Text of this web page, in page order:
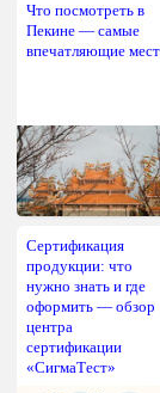
Что посмотреть в
Пекине — самые
впечатляющие
Сертификация
продукции: что
нужно знать и где
оформить — обзор
центра
сертификации
«СигмаТест»